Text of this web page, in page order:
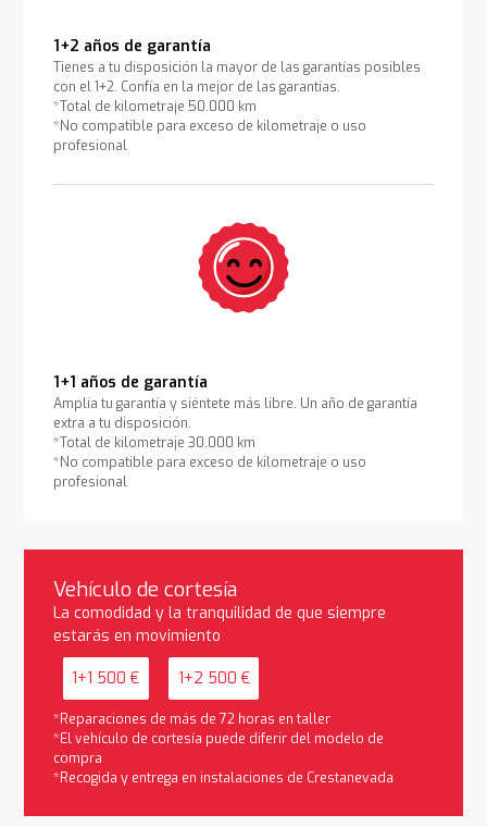
1+2 años de garantía
Tienes a tu disposición la mayor de las garantías posibles
con el 1+2. Confía en la mejor de las garantías.
*Total de kilometraje 50.000 km
*No compatible para exceso de kilometraje o uso
profesional
1+1 años de garantía
Amplía tu garantía y siéntete más libre. Un año de garantía
extra a tu disposición.
*Total de kilometraje 30.000 km
*No compatible para exceso de kilometraje o uso
profesional
Vehículo de cortesía
La comodidad y la tranquilidad de que siempre
estarás en movimiento
1+1 500 € 1+2 500 €
*Reparaciones de más de 72 horas en taller
*El vehículo de cortesía puede diferir del modelo de
compra
*Recogida y entrega en instalaciones de Crestanevada